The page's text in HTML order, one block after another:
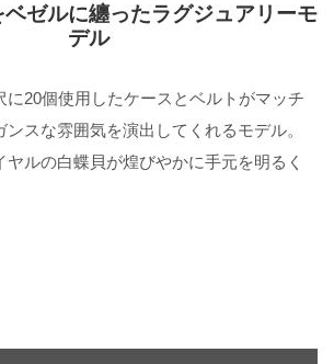
ゼルに纏ったラグジュアリーモ
デル
に20個使用したケースとベルトがマッチ
ンスな雰囲気を演出してくれるモデル。
ヤルの白蝶貝が煌びやかに手元を明るく